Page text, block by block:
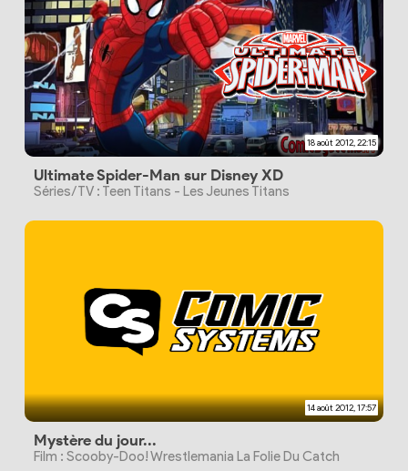
18 août 2012, 22:15
Ultimate Spider-Man sur Disney XD
Séries/TV : Teen Titans - Les Jeunes Titans
14 août 2012, 17:57
Mystère du jour...
Film : Scooby-Doo! Wrestlemania La Folie Du Catch